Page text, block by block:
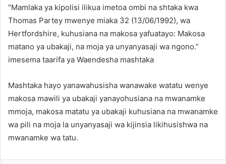
“Mamlaka ya kipolisi ilikua imetoa ombi na shtaka kwa
Thomas Partey mwenye miaka 32 (13/06/1992), wa
Hertfordshire, kuhusiana na makosa yafuatayo: Makosa
matano ya ubakaji, na moja ya unyanyasaji wa ngono.”
imesema taarifa ya Waendesha mashtaka
Mashtaka hayo yanawahusisha wanawake watatu wenye
makosa mawili ya ubakaji yanayohusiana na mwanamke
mmoja, makosa matatu ya ubakaji kuhusiana na mwanamke
wa pili na moja la unyanyasaji wa kijinsia likihusishwa na
mwanamke wa tatu.